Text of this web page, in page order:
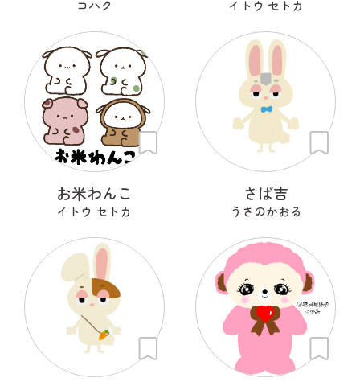
コハク イトウ セトカ
お米わんこ
イトウ セトカ
さば吉
うさのかおる